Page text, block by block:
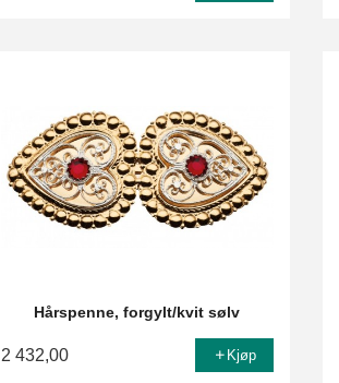
Hårspenne, forgylt/kvit sølv
2 432,00 Kjøp